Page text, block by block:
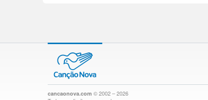
cancaonova.com © 2002 – 2026